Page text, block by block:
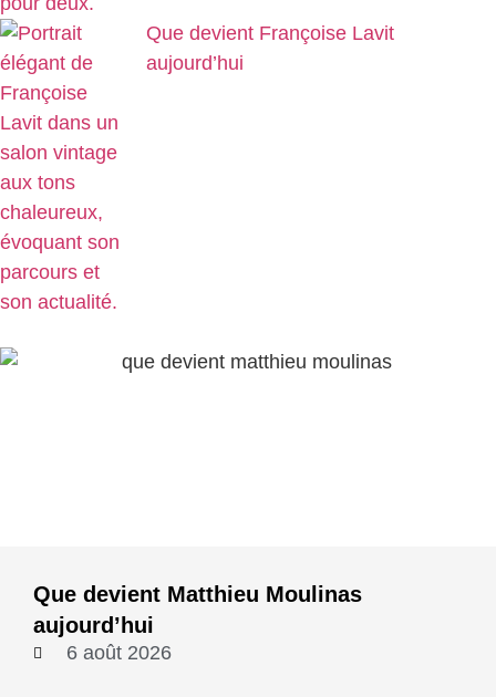
Que devient Françoise Lavit
aujourd’hui
Que devient Matthieu Moulinas
aujourd’hui
6 août 2026